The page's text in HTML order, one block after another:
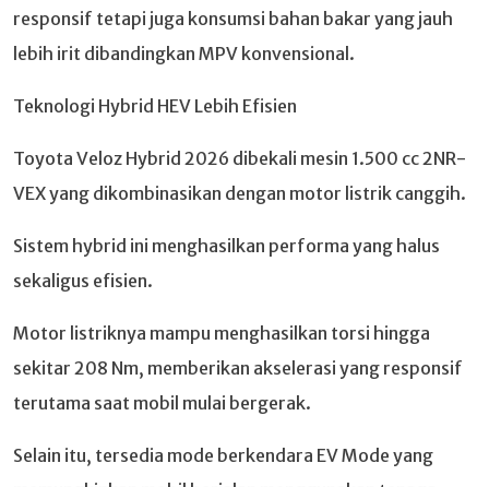
responsif tetapi juga konsumsi bahan bakar yang jauh
lebih irit dibandingkan MPV konvensional.
Teknologi Hybrid HEV Lebih Efisien
Toyota Veloz Hybrid 2026 dibekali mesin 1.500 cc 2NR-
VEX yang dikombinasikan dengan motor listrik canggih.
Sistem hybrid ini menghasilkan performa yang halus
sekaligus efisien.
Motor listriknya mampu menghasilkan torsi hingga
sekitar 208 Nm, memberikan akselerasi yang responsif
terutama saat mobil mulai bergerak.
Selain itu, tersedia mode berkendara EV Mode yang